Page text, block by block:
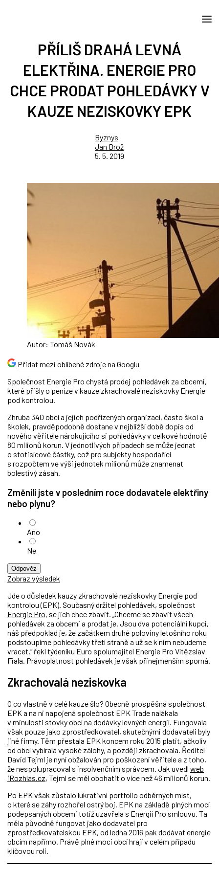
PŘÍLIŠ DRAHÁ LEVNÁ
ELEKTŘINA. ENERGIE PRO
CHCE PRODAT POHLEDÁVKY V
KAUZE NEZISKOVKY EPK
Byznys
Jan Brož
5. 5. 2019
Autor: Tomáš Novák
Přidat mezi oblíbené zdroje na Googlu
Společnost Energie Pro chystá prodej pohledávek za obcemi,
které přišly o peníze v kauze zkrachovalé neziskovky Energie
pod kontrolou.
Zhruba 340 obcí a jejich podřízených organizací, často škol a
školek, pravděpodobně dostane v nejbližší době dopis od
nového věřitele nárokujícího si pohledávky v celkové hodnotě
80 milionů korun. V jednotlivých případech se může jednat
o stotisícové částky, což pro subjekty hospodařící
s rozpočtem ve výši jednotek milionů může znamenat
bolestivý zásah.
Změnili jste v posledním roce dodavatele elektřiny
nebo plynu?
Ano
Ne
Odpověz
Zobraz výsledek
Jde o důsledek kauzy zkrachovalé neziskovky Energie pod
kontrolou (EPK). Současný držitel pohledávek, společnost
Energie Pro, se jich chce zbavit. „Chceme se zbavit všech
pohledávek za obcemi a prodat je. Jsou dva potenciální kupci,
náš předpoklad je, že začátkem druhé poloviny letošního roku
podstoupíme pohledávky třetí straně a už se k nim nebudeme
vracet,“ řekl týdeníku Euro spolumajitel Energie Pro Vítězslav
Fiala. Právoplatnost pohledávek je však přinejmenším sporná.
Zkrachovalá neziskovka
O co vlastně v celé kauze šlo? Obecně prospěšná společnost
EPK a na ni napojená společnost EPK Trade nalákala
v minulosti stovky obcí na dodávky levných energií. Fungovala
však pouze jako zprostředkovatel, skutečnými dodavateli byly
jiné firmy. Těm přestala EPK koncem roku 2015 platit, ačkoliv
od obcí vybírala vysoké zálohy, a později zkrachovala. Ředitel
David Tejml je nyní obžalován pro poškození věřitele a z toho,
že nespolupracoval s insolvenčním správcem. Jak uvedl web
iRozhlas.cz, Tejml se měl obohatit o více než 46 milionů korun.
Po EPK však zůstalo lukrativní portfolio odběrných míst,
o které se záhy rozhořel ostrý boj. EPK na základě plných mocí
podepsaných obcemi totiž uzavřela s Energií Pro smlouvu. Ta
měla původně fungovat jako dodavatel pro
zprostředkovatelskou EPK, od ledna 2016 pak dodávat energie
obcím napřímo. Právě plné moci obcí hrají v celém případu
klíčovou roli.